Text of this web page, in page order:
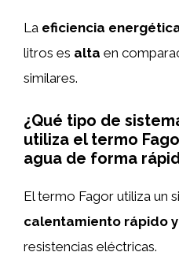
La eficiencia
litros es alta en
similares.
¿Qué tipo de
utiliza el termo
agua de forma
El termo Fagor utiliza un
calentamiento rápido
resistencias eléctricas.